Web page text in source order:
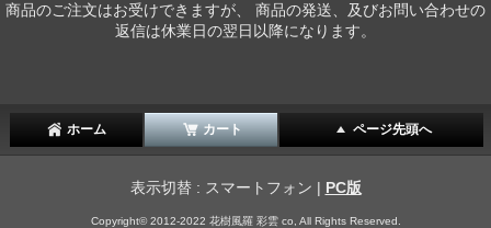
商品のご注文はお受けできますが、 商品の発送、及びお問い合わせの
返信は休業日の翌日以降になります。
ホーム カート ページ先頭へ
表示切替 : スマートフォン | PC版
Copyright© 2012-2022 花樹風羅 彩雲 co, All Rights Reserved.